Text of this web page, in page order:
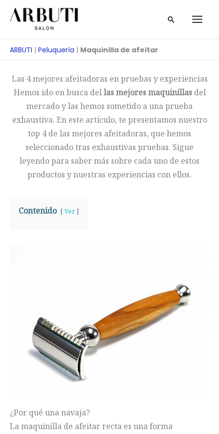
contenido
Buscar
ARBUTI | Peluquería | Maquinilla de afeitar
Las 4 mejores afeitadoras en pruebas y experiencias
Hemos ido en busca dellas mejores maquinillasdel
mercado y las hemos sometido a una prueba
exhaustiva. En este artículo, te presentamos nuestro
top 4 de las mejores afeitadoras, que hemos
seleccionado tras exhaustivas pruebas. Sigue
leyendo para saber más sobre cada uno de estos
productos y nuestras experiencias con ellos.
Contenido Ver
¿Por qué una navaja?
La maquinilla de afeitar recta es una forma